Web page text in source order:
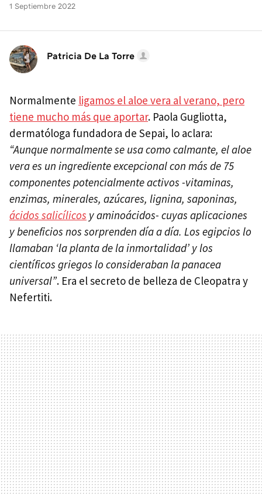
1 Septiembre 2022
Patricia De La Torre
Normalmente ligamos el aloe vera al verano, pero
tiene mucho más que aportar. Paola Gugliotta,
dermatóloga fundadora de Sepai, lo aclara:
“Aunque normalmente se usa como calmante, el aloe
vera es un ingrediente excepcional con más de 75
componentes potencialmente activos -vitaminas,
enzimas, minerales, azúcares, lignina, saponinas,
ácidos salicílicos y aminoácidos- cuyas aplicaciones
y beneficios nos sorprenden día a día. Los egipcios lo
llamaban ‘la planta de la inmortalidad’ y los
científicos griegos lo consideraban la panacea
universal”. Era el secreto de belleza de Cleopatra y
Nefertiti.